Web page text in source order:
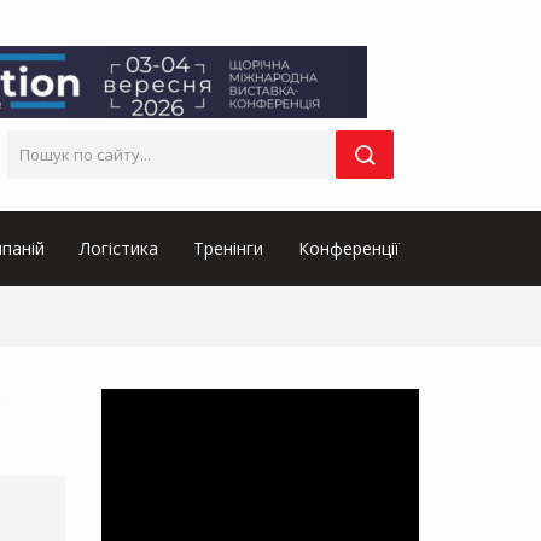
Логістика Тренінги Конференції